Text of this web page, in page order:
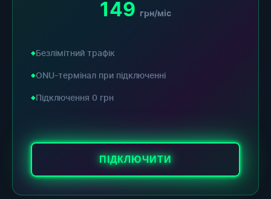
149 грн/міс
Безлімітний трафік
ONU-термінал при підключенні
Підключення 0 грн
ПІДКЛЮЧИТИ